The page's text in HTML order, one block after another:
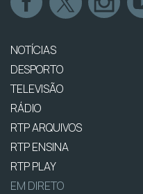
NOTÍCIAS
DESPORTO
TELEVISÃO
RÁDIO
RTP ARQUIVOS
RTP ENSINA
RTP PLAY
EM DIRETO